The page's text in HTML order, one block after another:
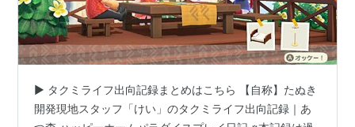
▶ タクミライフ出向記録まとめはこちら 【自称】たぬき
開発現地スタッフ「けい」のタクミライフ出向記録｜あ